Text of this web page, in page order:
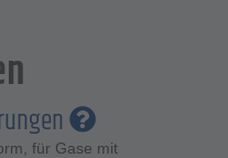
für Gase mit